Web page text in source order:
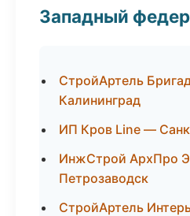
Западный
СтройАртель
Калининград
ИП Кров Line —
ИнжСтрой АрхПро
Петрозаводск
СтройАртель